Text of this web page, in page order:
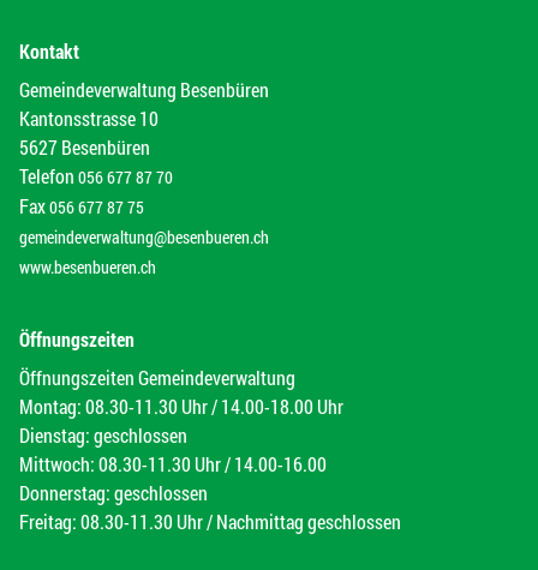
Kontakt
Gemeindeverwaltung Besenbüren
Kantonsstrasse 10
5627 Besenbüren
Telefon 056 677 87 70
Fax056 677 87 75
gemeindeverwaltung@besenbueren.ch
www.besenbueren.ch
Öffnungszeiten
Öffnungszeiten Gemeindeverwaltung
Montag: 08.30-11.30 Uhr / 14.00-18.00 Uhr
Dienstag: geschlossen
Mittwoch: 08.30-11.30 Uhr / 14.00-16.00
Donnerstag: geschlossen
Freitag: 08.30-11.30 Uhr / Nachmittag geschlossen